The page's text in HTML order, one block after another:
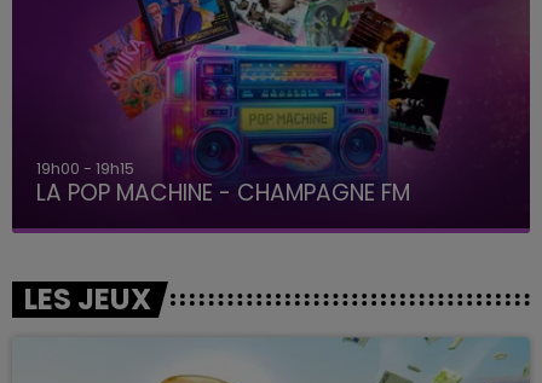
19h00 - 19h15
LA POP MACHINE - CHAMPAGNE FM
LES JEUX